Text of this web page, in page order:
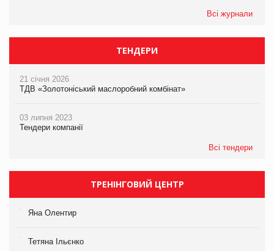
Всі журнали
ТЕНДЕРИ
21 січня 2026
ТДВ «Золотоніський маслоробний комбінат»
03 липня 2023
Тендери компанії
Всі тендери
ТРЕНІНГОВИЙ ЦЕНТР
Яна Олентир
Тетяна Ільєнко